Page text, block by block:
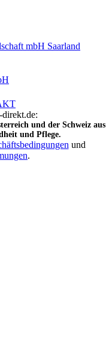
mbH Saarland
direkt.de:
und der Schweiz aus
und Pflege.
und
.